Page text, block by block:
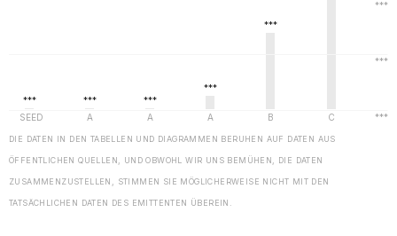
DIE DATEN IN DEN TABELLEN UND DIAGRAMMEN BERUHEN AUF DATEN AUS
ÖFFENTLICHEN QUELLEN, UND OBWOHL WIR UNS BEMÜHEN, DIE DATEN
ZUSAMMENZUSTELLEN, STIMMEN SIE MÖGLICHERWEISE NICHT MIT DEN
TATSÄCHLICHEN DATEN DES EMITTENTEN ÜBEREIN.